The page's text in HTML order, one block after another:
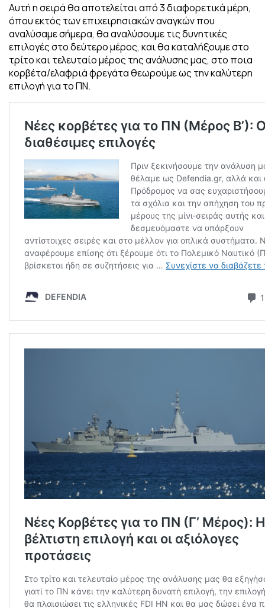
Αυτή η σειρά θα αποτελείται από 3 διαφορετικά μέρη,
όπου εκτός των επιχειρησιακών αναγκών που
αναλύσαμε σήμερα, θα αναλύσουμε τις δυνητικές
επιλογές στο δεύτερο μέρος, και θα καταλήξουμε στο
τρίτο και τελευταίο μέρος της ανάλυσης μας, στο ποια
κορβέτα/ελαφριά φρεγάτα θεωρούμε ως την καλύτερη
επιλογή για το ΠΝ.